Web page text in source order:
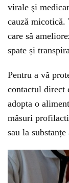
virale şi
cauză micotică.
care să
spate și
Pentru a vă
contactul direct
adopta o
măsuri
sau la